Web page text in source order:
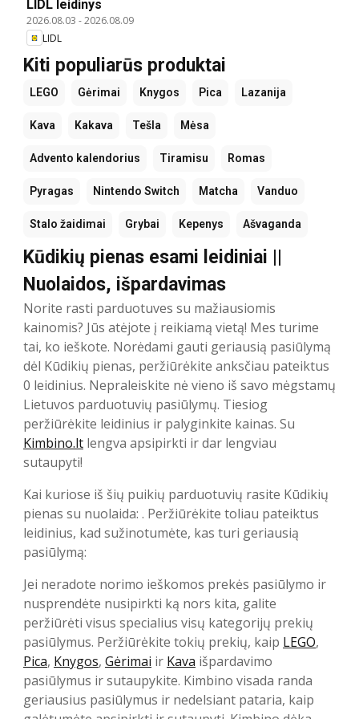
LIDL leidinys
2026.08.03 -2026.08.09
LIDL
Kiti populiarūs produktai
LEGO Gėrimai Knygos Pica Lazanija
Kava Kakava Tešla Mėsa
Advento kalendorius Tiramisu Romas
Pyragas Nintendo Switch Matcha Vanduo
Stalo žaidimai Grybai Kepenys Ašvaganda
Kūdikių pienas esami leidiniai ||
Nuolaidos, išpardavimas
Norite rasti parduotuves su mažiausiomis
kainomis? Jūs atėjote į reikiamą vietą! Mes turime
tai, ko ieškote. Norėdami gauti geriausią pasiūlymą
dėl Kūdikių pienas, peržiūrėkite anksčiau pateiktus
0 leidinius. Nepraleiskite nė vieno iš savo mėgstamų
Lietuvos parduotuvių pasiūlymų. Tiesiog
peržiūrėkite leidinius ir palyginkite kainas. Su
Kimbino.lt lengva apsipirkti ir dar lengviau
sutaupyti!
Kai kuriose iš šių puikių parduotuvių rasite Kūdikių
pienas su nuolaida: . Peržiūrėkite toliau pateiktus
leidinius, kad sužinotumėte, kas turi geriausią
pasiūlymą:
Jei neradote norimo ieškomos prekės pasiūlymo ir
nusprendėte nusipirkti ką nors kita, galite
peržiūrėti visus specialius visų kategorijų prekių
pasiūlymus. Peržiūrėkite tokių prekių, kaip LEGO,
Pica, Knygos, Gėrimai ir Kava išpardavimo
pasiūlymus ir sutaupykite. Kimbino visada randa
geriausius pasiūlymus ir nedelsiant pataria, kaip